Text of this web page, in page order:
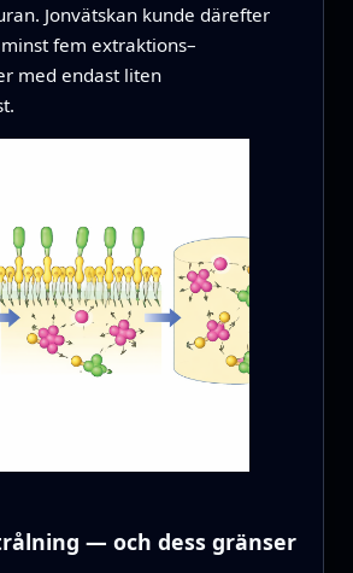
Jonvätskan kunde därefter
fem extraktions–
med endast liten
— och dess gränser